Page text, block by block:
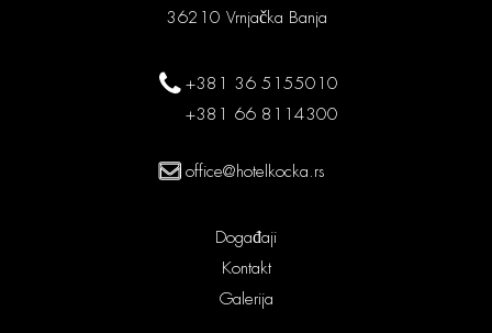
36210 Vrnjačka Banja
+381 36 5155010
+381 66 8114300
office@hotelkocka.rs
Događaji
Kontakt
Galerija